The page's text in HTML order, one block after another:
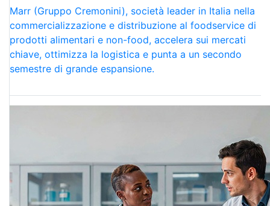
Marr (Gruppo Cremonini), società leader in Italia nella
commercializzazione e distribuzione al foodservice di
prodotti alimentari e non-food, accelera sui mercati
chiave, ottimizza la logistica e punta a un secondo
semestre di grande espansione.